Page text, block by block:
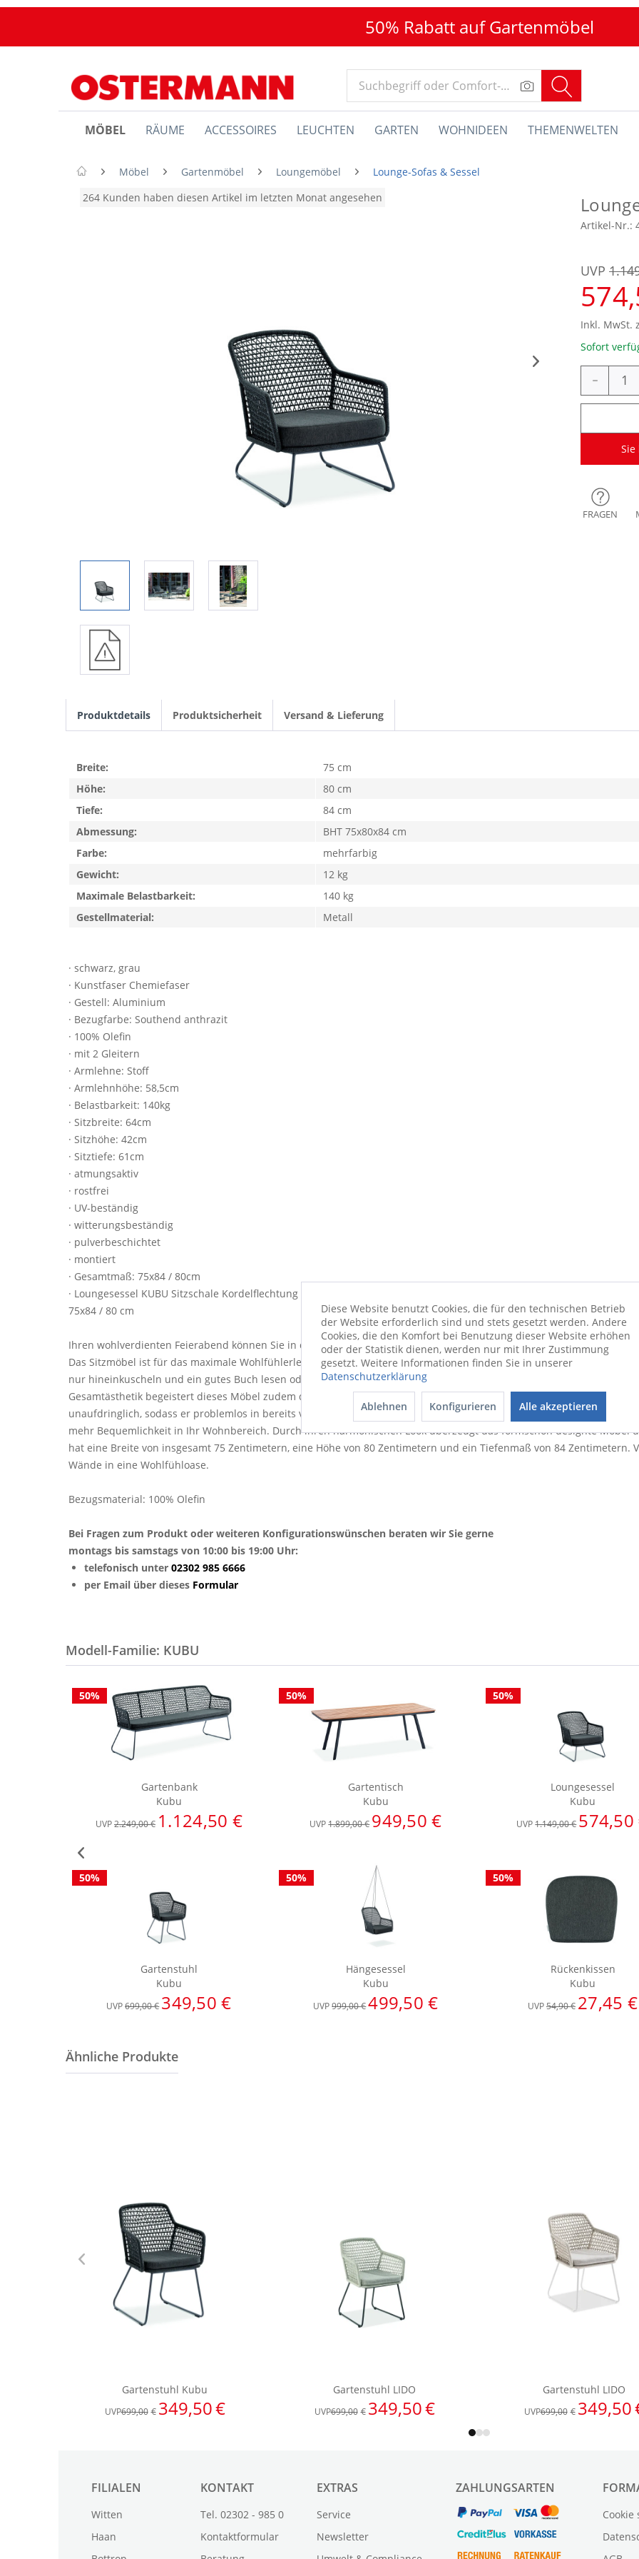
50% Rabatt auf Gartenmöbel
MÖBEL RÄUME ACCESSOIRES LEUCHTEN GARTEN WOHNIDEEN THEMENWELTEN
Möbel Gartenmöbel Loungemöbel
Lounge-Sofas & Sessel
264 Kunden haben diesen Artikel im letzten Monat angesehen
Artikel-Nr.:
UVP
Inkl. MwSt.
Sofort
-
Sie
FRAGEN
Produktdetails Produktsicherheit Versand & Lieferung
· schwarz, grau
· Kunstfaser Chemiefaser
· Gestell: Aluminium
· Bezugfarbe: Southend anthrazit
· 100% Olefin
· mit 2 Gleitern
· Armlehne: Stoff
· Armlehnhöhe: 58,5cm
· Belastbarkeit: 140kg
· Sitzbreite: 64cm
· Sitzhöhe: 42cm
· Sitztiefe: 61cm
· atmungsaktiv
· rostfrei
· UV-beständig
· witterungsbeständig
· pulverbeschichtet
· montiert
· Gesamtmaß: 75x84 / 80cm
· Loungesessel KUBU Sitzschale Kordelflechtung in Rautenoptik grau inkl. Sitzkissen, Bezug Southend anthrazit,
75x84 / 80 cm
Ihren wohlverdienten Feierabend können Sie in diesem Sessel genießen. Beim Sessel KUBU steht Komfort in
Das Sitzmöbel ist für das maximale Wohlfühlerlebnis mit einer behaglichen Polsterung versehen. Man möchte sich in
nur hineinkuscheln und ein gutes Buch lesen oder einen Film schauen. Das Modell KUBU ist in Bunt gehalten.
Gesamtästhetik begeistert dieses Möbel zudem durch seinen hohen Gemütlichkeitsfaktor, der Sie einfach nur zum
unaufdringlich, sodass er problemlos in bereits vorhandene Einrichtungsideen integriert werden kann. Sessel wie
mehr Bequemlichkeit in Ihr Wohnbereich. Durch ihren harmonischen Look überzeugt das formschön designte Möbel
hat eine Breite von insgesamt 75 Zentimetern, eine Höhe von 80 Zentimetern und ein Tiefenmaß von 84 Zentimetern.
Wände in eine Wohlfühloase.
Bezugsmaterial: 100% Olefin
Bei Fragen zum Produkt oder weiteren Konfigurationswünschen beraten wir Sie gerne
montags bis samstags von 10:00 bis 19:00 Uhr:
telefonisch unter 02302 985 6666
per Email über dieses Formular
Breite:
75 cm
Höhe:
80 cm
Tiefe:
84 cm
Abmessung:
BHT 75x80x84 cm
Farbe:
mehrfarbig
Gewicht:
12 kg
Maximale Belastbarkeit:
140 kg
Gestellmaterial:
Metall
Modell-Familie: KUBU
50%
Gartenbank
Kubu
UVP2.249,00 € 1.124,50 €
50%
Gartenstuhl
Kubu
UVP699,00 € 349,50 €
50%
Gartentisch
Kubu
UVP1.899,00 € 949,50 €
50%
Hängesessel
Kubu
UVP999,00 €499,50 €
50%
Loungesessel
Kubu
UVP1.149,00 € 574,50
50%
Rückenkissen
Kubu
UVP54,90 € 27,45 €
FILIALEN
Witten
Haan
KONTAKT
Tel. 02302 - 985 0
Kontaktformular
EXTRAS
Service
Newsletter
ZAHLUNGSARTEN
Cookie
Diese Website benutzt Cookies, die für den technischen Betrieb
der Website erforderlich sind und stets gesetzt werden. Andere
Cookies, die den Komfort bei Benutzung dieser Website erhöhen
oder der Statistik dienen, werden nur mit Ihrer Zustimmung
gesetzt. Weitere Informationen finden Sie in unserer
Datenschutzerklärung
Ablehnen Konfigurieren Alle akzeptieren